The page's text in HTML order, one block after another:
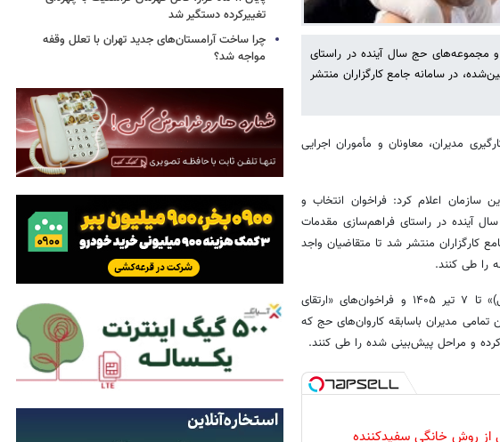
و مجموعه‌های حج سال آینده در راستای
زمان‌بندی تعیین‌شده، در سامانه جامع کارگزاران منتشر
مدیران، معاونان و مأموران اجرایی
سازمان اعلام کرد: فراخوان انتخاب و
آینده در راستای فراهم‌سازی مقدمات
جامع کارگزاران منتشر شد تا متقاضیان واجد
را طی کنند.
بر اساس این برنامه، مهلت شرکت در فراخوان‌های «تطبیق (اعلام آمادگی)» تا ۷ تیر ۱۴۰۵ و فراخوان‌های «ارتقای
تمامی مدیران باسابقه کاروان‌های حج که
از روش خانگی سفیدکننده
تغییرکرده دستگیر شد
چرا ساخت آرامستان‌های جدید تهران با تعلل وقفه
مواجه شد؟